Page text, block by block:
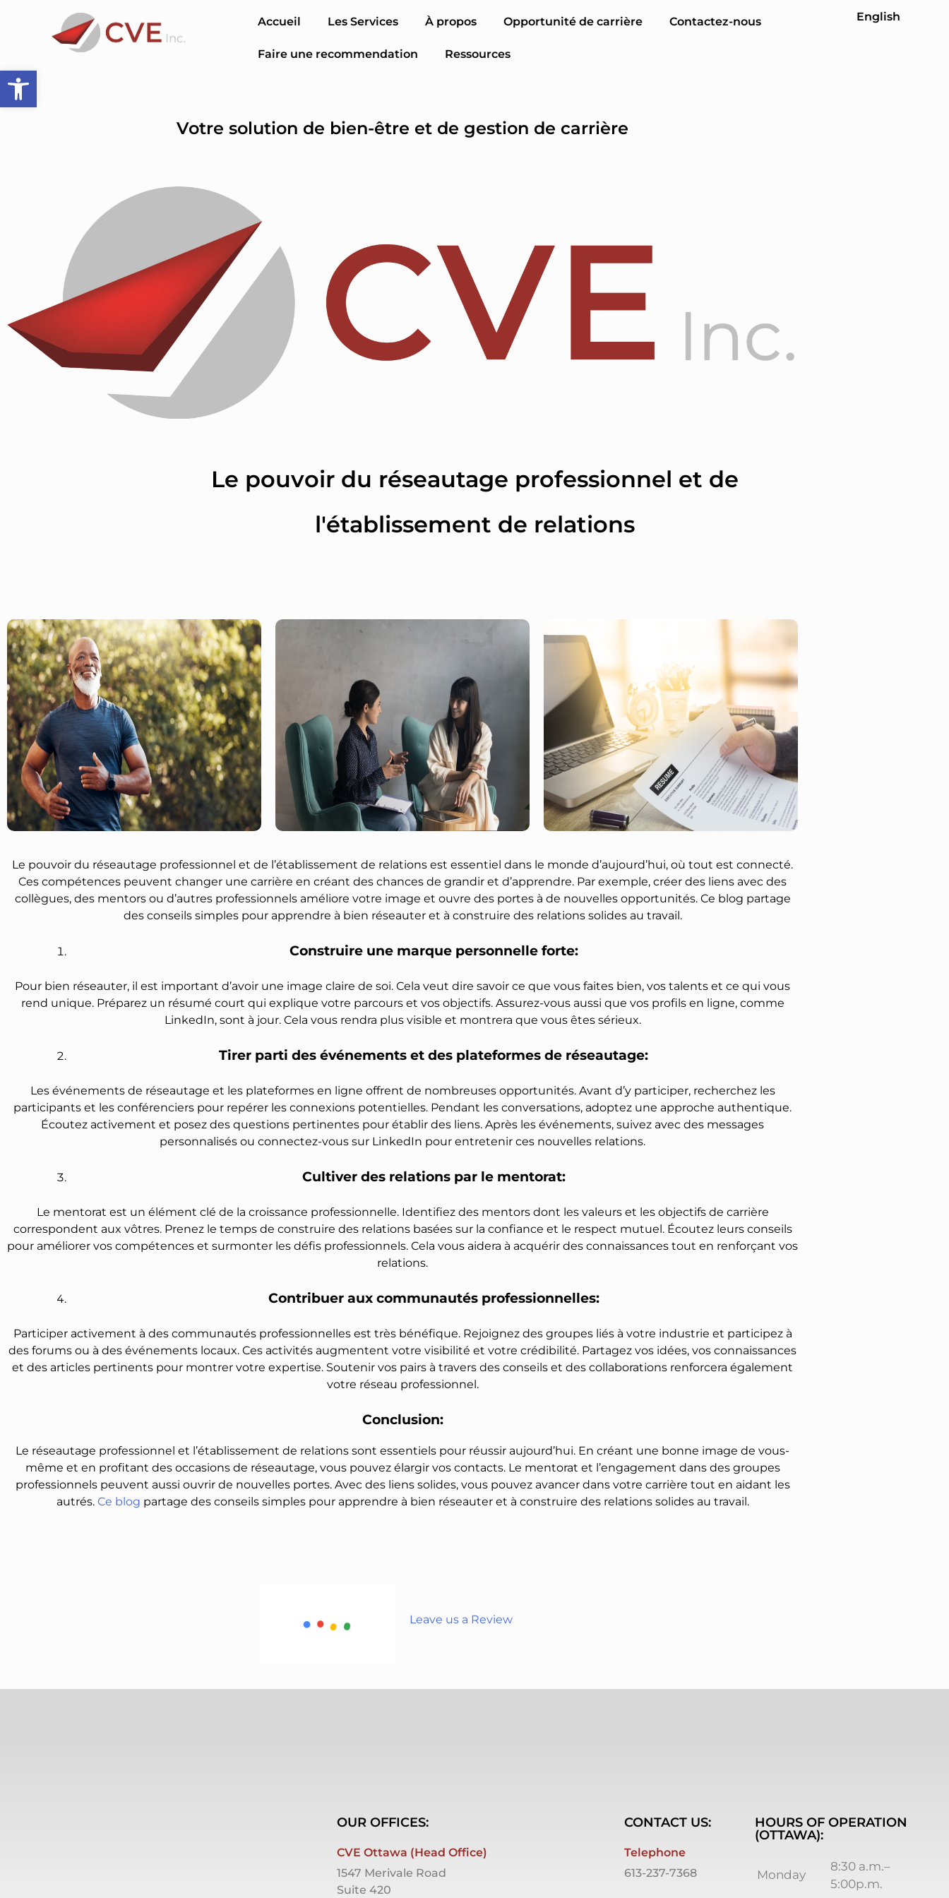
Ouvrir la barre d’outils
English
Accueil Les Services À propos Opportunité de carrière Contactez-nous
Faire une recommendation Ressources
Votre solution de bien-être et de gestion de carrière
Le pouvoir du réseautage professionnel et de
l'établissement de relations
Le pouvoir du réseautage professionnel et de l’établissement de relations est essentiel dans le monde d’aujourd’hui, où tout est connecté.
Ces compétences peuvent changer une carrière en créant des chances de grandir et d’apprendre. Par exemple, créer des liens avec des
collègues, des mentors ou d’autres professionnels améliore votre image et ouvre des portes à de nouvelles opportunités. Ce blog partage
des conseils simples pour apprendre à bien réseauter et à construire des relations solides au travail.
Construire une marque personnelle forte:
Pour bien réseauter, il est important d’avoir une image claire de soi. Cela veut dire savoir ce que vous faites bien, vos talents et ce qui vous
rend unique. Préparez un résumé court qui explique votre parcours et vos objectifs. Assurez-vous aussi que vos profils en ligne, comme
LinkedIn, sont à jour. Cela vous rendra plus visible et montrera que vous êtes sérieux.
Tirer parti des événements et des plateformes de réseautage:
Les événements de réseautage et les plateformes en ligne offrent de nombreuses opportunités. Avant d’y participer, recherchez les
participants et les conférenciers pour repérer les connexions potentielles. Pendant les conversations, adoptez une approche authentique.
Écoutez activement et posez des questions pertinentes pour établir des liens. Après les événements, suivez avec des messages
personnalisés ou connectez-vous sur LinkedIn pour entretenir ces nouvelles relations.
Cultiver des relations par le mentorat:
Le mentorat est un élément clé de la croissance professionnelle. Identifiez des mentors dont les valeurs et les objectifs de carrière
correspondent aux vôtres. Prenez le temps de construire des relations basées sur la confiance et le respect mutuel. Écoutez leurs conseils
pour améliorer vos compétences et surmonter les défis professionnels. Cela vous aidera à acquérir des connaissances tout en renforçant vos
relations.
Contribuer aux communautés professionnelles:
Participer activement à des communautés professionnelles est très bénéfique. Rejoignez des groupes liés à votre industrie et participez à
des forums ou à des événements locaux. Ces activités augmentent votre visibilité et votre crédibilité. Partagez vos idées, vos connaissances
et des articles pertinents pour montrer votre expertise. Soutenir vos pairs à travers des conseils et des collaborations renforcera également
votre réseau professionnel.
Conclusion:
Le réseautage professionnel et l’établissement de relations sont essentiels pour réussir aujourd’hui. En créant une bonne image de vous-
même et en profitant des occasions de réseautage, vous pouvez élargir vos contacts. Le mentorat et l’engagement dans des groupes
professionnels peuvent aussi ouvrir de nouvelles portes. Avec des liens solides, vous pouvez avancer dans votre carrière tout en aidant les
autrés.Ce blog partage des conseils simples pour apprendre à bien réseauter et à construire des relations solides au travail.
Leave us a Review
OUR OFFICES:
CVE Ottawa (Head Office)
1547 Merivale Road
Suite 420
CONTACT US:
Telephone
613-237-7368
HOURS OF OPERATION
(OTTAWA):
Monday
8:30 a.m.–
5:00p.m.